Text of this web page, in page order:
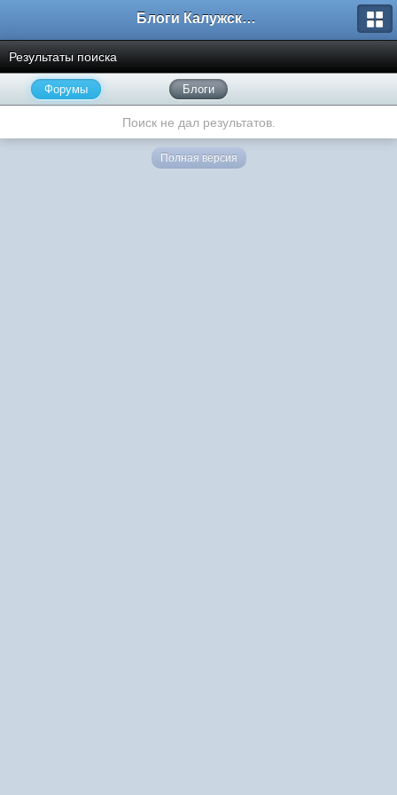
Блоги Калужского перекрестка
Результаты поиска
Форумы Блоги
Поиск не дал результатов.
Полная версия